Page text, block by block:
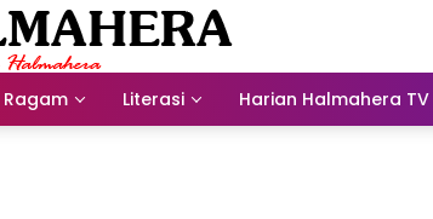
Ragam Literasi Harian Halmahera TV